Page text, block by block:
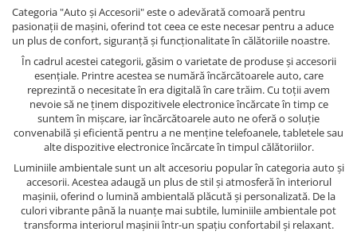
Categoria "Auto și Accesorii" este o adevărată comoară pentru
pasionații de mașini, oferind tot ceea ce este necesar pentru a aduce
un plus de confort, siguranță și funcționalitate în călătoriile noastre.
În cadrul acestei categorii, găsim o varietate de produse și accesorii
esențiale. Printre acestea se numără încărcătoarele auto, care
reprezintă o necesitate în era digitală în care trăim. Cu toții avem
nevoie să ne ținem dispozitivele electronice încărcate în timp ce
suntem în mișcare, iar încărcătoarele auto ne oferă o soluție
convenabilă și eficientă pentru a ne menține telefoanele, tabletele sau
alte dispozitive electronice încărcate în timpul călătoriilor.
Luminiile ambientale sunt un alt accesoriu popular în categoria auto și
accesorii. Acestea adaugă un plus de stil și atmosferă în interiorul
mașinii, oferind o lumină ambientală plăcută și personalizată. De la
culori vibrante până la nuanțe mai subtile, luminiile ambientale pot
transforma interiorul mașinii într-un spațiu confortabil și relaxant.